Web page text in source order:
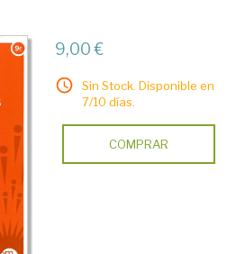
9,00 €
Sin Stock. Disponible en
7/10 días.
COMPRAR